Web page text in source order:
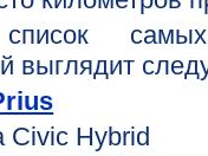
самых
выглядит
Civic Hybrid